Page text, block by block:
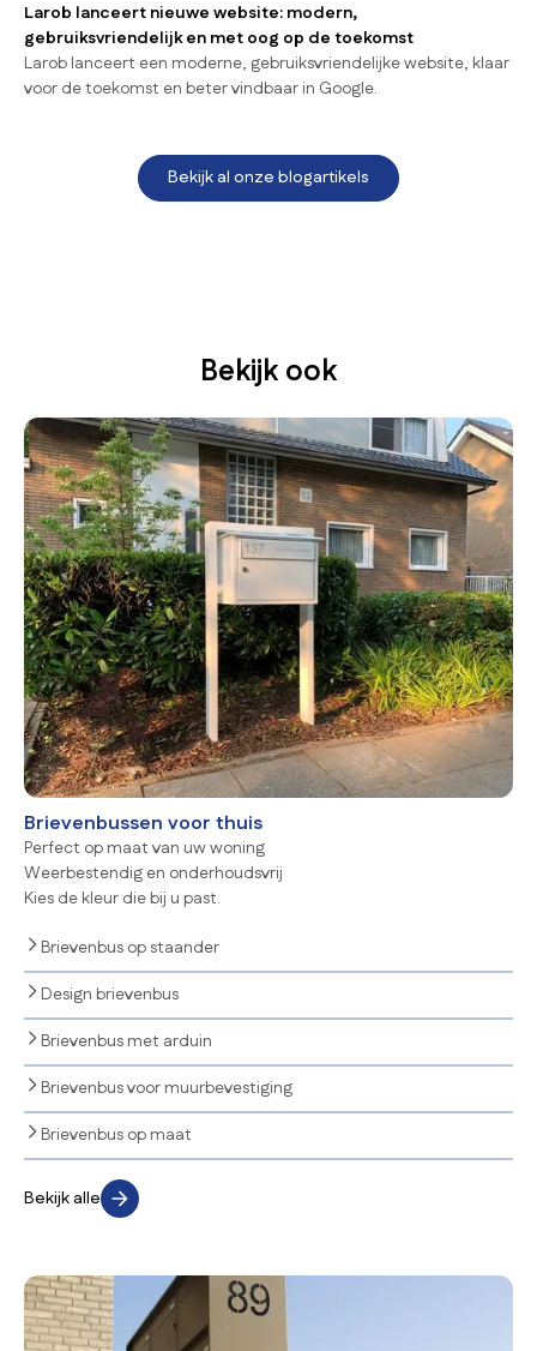
Larob lanceert nieuwe website: modern,
gebruiksvriendelijk en met oog op de toekomst
Larob lanceert een moderne, gebruiksvriendelijke website, klaar
voor de toekomst en beter vindbaar in Google.
Bekijk al onze blogartikels
Bekijk ook
Brievenbussen voor thuis
Perfect op maat van uw woning
Weerbestendig en onderhoudsvrij
Kies de kleur die bij u past.
Brievenbus op staander
Design brievenbus
Brievenbus met arduin
Brievenbus voor muurbevestiging
Brievenbus op maat
Bekijk alle